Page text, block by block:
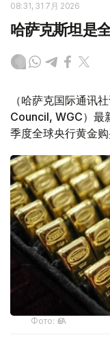
08:31, 31 7月 2026
哈萨克斯坦是
（哈萨克国际通讯
Council, WGC）最
季度全球央行黄金
Фото: ӨзА